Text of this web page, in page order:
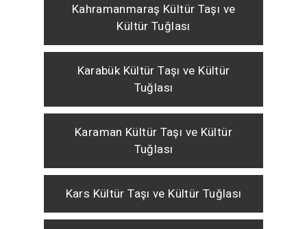
Kahramanmaraş Kültür Taşı ve
Kültür Tuğlası
Karabük Kültür Taşı ve Kültür
Tuğlası
Karaman Kültür Taşı ve Kültür
Tuğlası
Kars Kültür Taşı ve Kültür Tuğlası